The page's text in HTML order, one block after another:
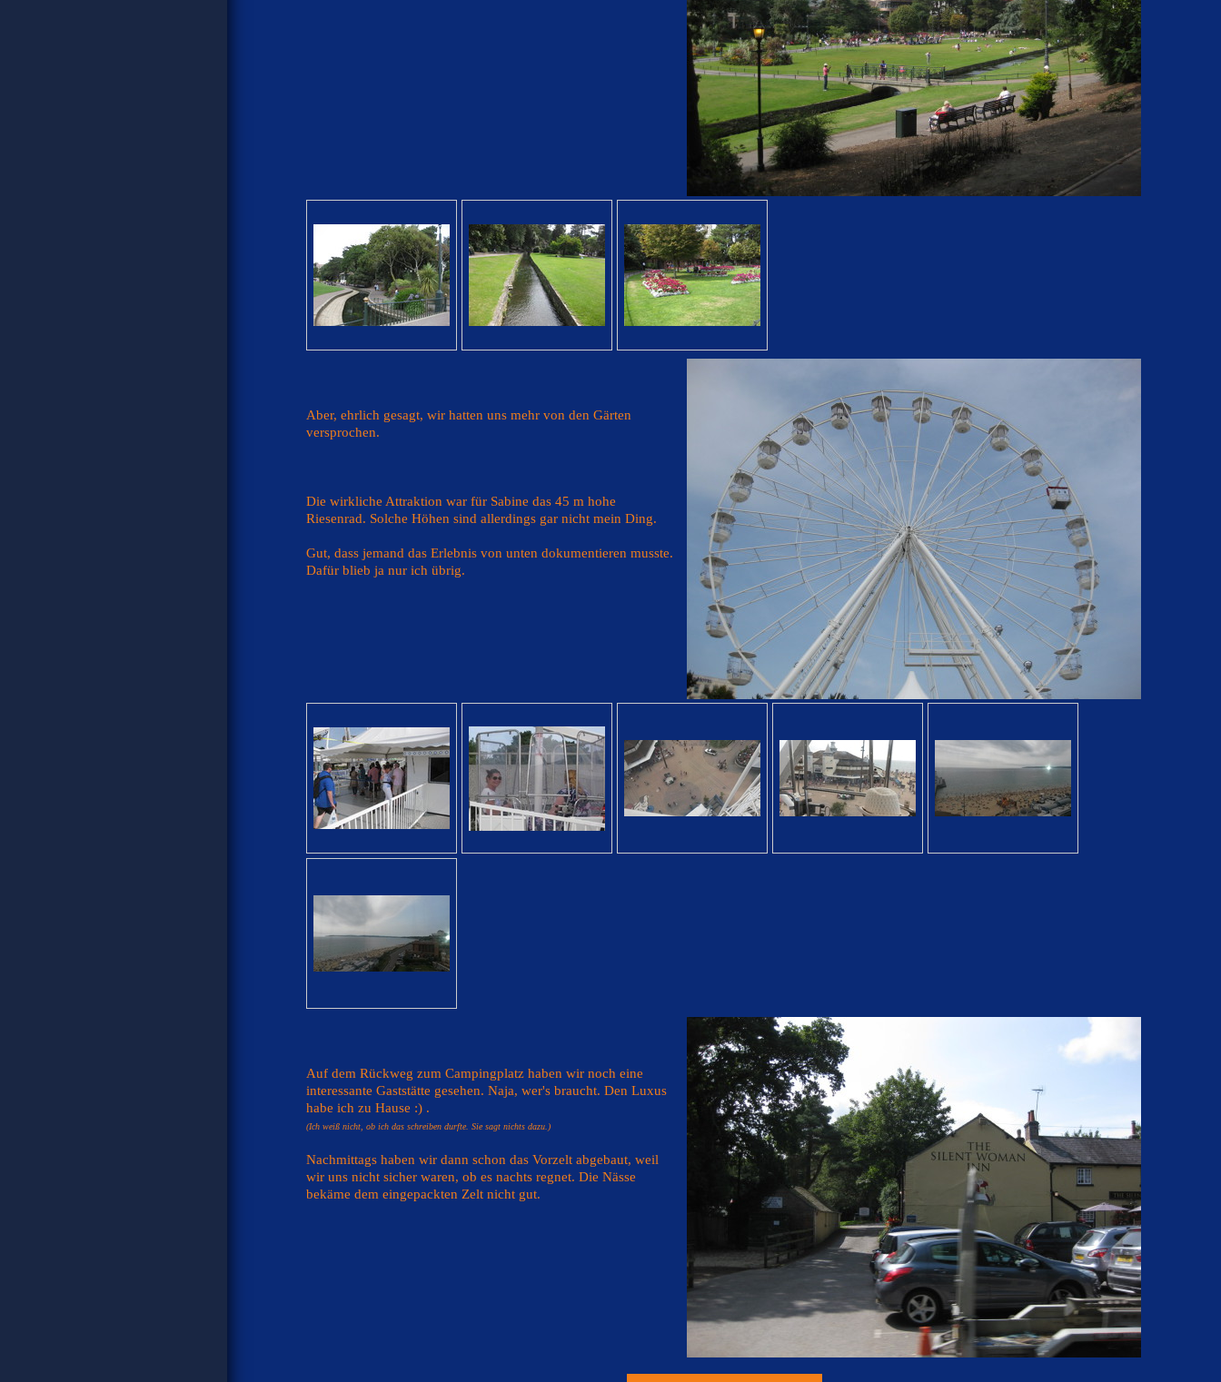
Aber, ehrlich gesagt, wir hatten uns mehr von den Gärten
versprochen.
Die wirkliche Attraktion war für Sabine das 45 m hohe
Riesenrad. Solche Höhen sind allerdings gar nicht mein Ding.
Gut, dass jemand das Erlebnis von unten dokumentieren musste.
Dafür blieb ja nur ich übrig.
Auf dem Rückweg zum Campingplatz haben wir noch eine
interessante Gaststätte gesehen. Naja, wer's braucht. Den Luxus
habe ich zu Hause :) .
(Ich weiß nicht, ob ich das schreiben durfte. Sie sagt nichts dazu.)
Nachmittags haben wir dann schon das Vorzelt abgebaut, weil
wir uns nicht sicher waren, ob es nachts regnet. Die Nässe
bekäme dem eingepackten Zelt nicht gut.